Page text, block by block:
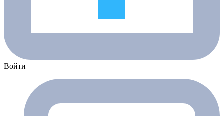
Войти